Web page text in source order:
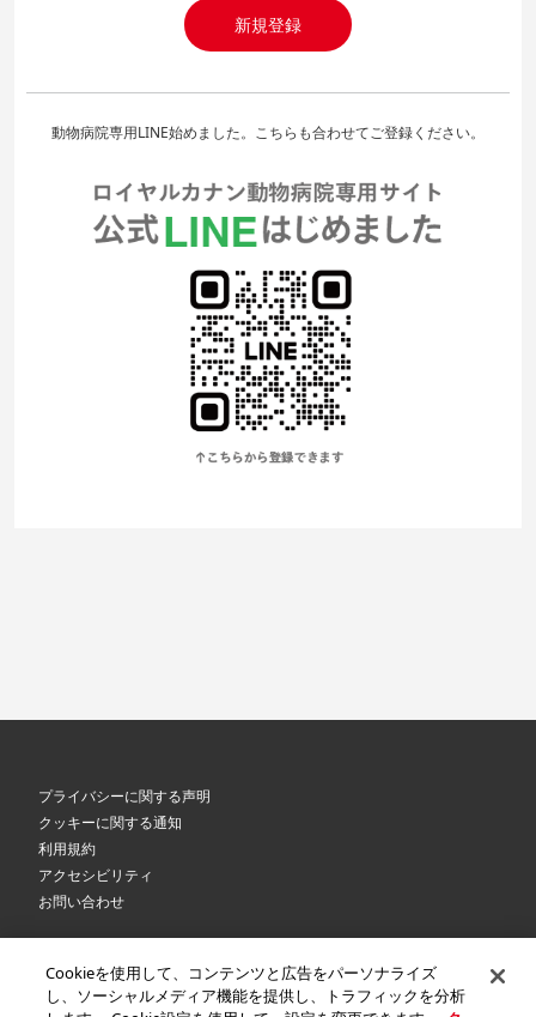
新規登録
動物病院専用LINE始めました。こちらも合わせてご登録ください。
プライバシーに関する声明
クッキーに関する通知
利用規約
アクセシビリティ
お問い合わせ
2026 Royal Canin SAS. All rights reserved. An Affiliate of Mars, Incorporated.
Cookieを使用して、コンテンツと広告をパーソナライズ
し、ソーシャルメディア機能を提供し、トラフィックを分析